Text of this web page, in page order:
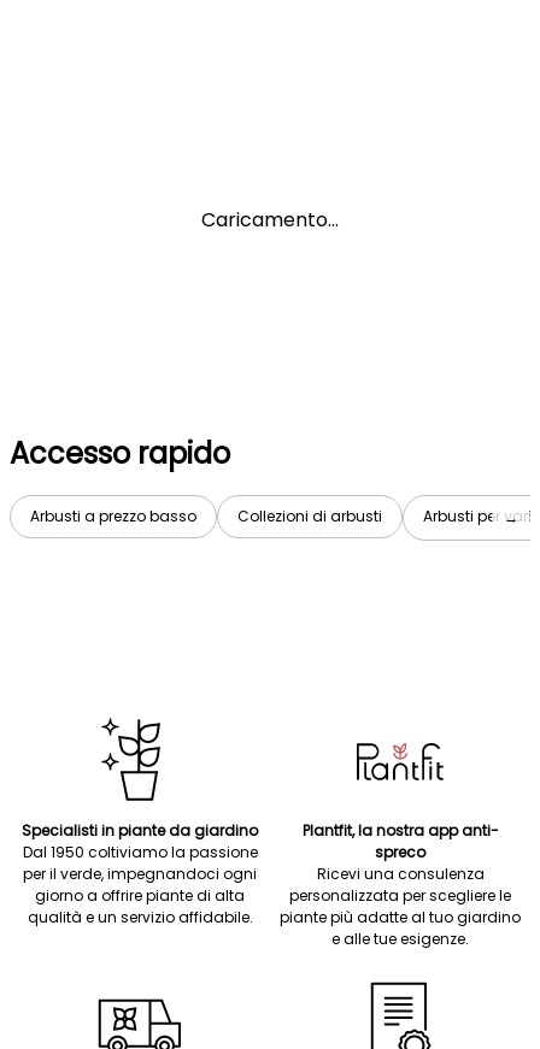
Caricamento...
Accesso rapido
Arbusti a prezzo basso Collezioni di arbusti Arbusti per→
Specialisti in piante da giardino
Dal 1950 coltiviamo la passione
per il verde, impegnandoci ogni
giorno a offrire piante di alta
qualità e un servizio affidabile.
Plantfit, la nostra app anti-
spreco
Ricevi una consulenza
personalizzata per scegliere le
piante più adatte al tuo giardino
e alle tue esigenze.